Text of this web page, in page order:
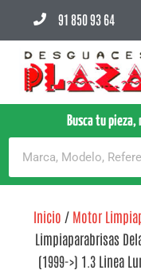
91 850 93 64
Busca tu pieza,
Inicio / Motor
Limpiaparabrisas
(1999->) 1.3 Linea